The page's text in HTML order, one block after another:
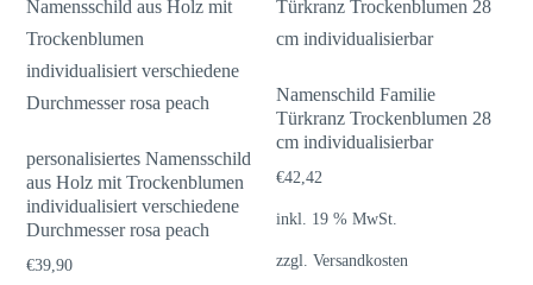
auf
der
Produktseite
personalisiertes Namensschild
aus Holz mit Trockenblumen
individualisiert verschiedene
Durchmesser rosa peach
€39,90
Namenschild Familie
Türkranz Trockenblumen 28
cm individualisierbar
€42,42
inkl. 19 % MwSt.
zzgl.Versandkosten